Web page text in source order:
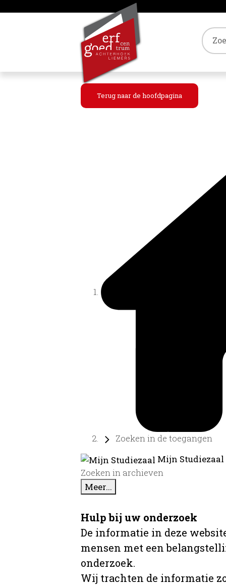
Terug naar de hoofdpagina
Zoeken in de toegangen
Mijn
Zoeken in archieven
Meer...
Hulp bij uw onderzoek
De informatie in deze
mensen met een
onderzoek.
Wij trachten de informatie